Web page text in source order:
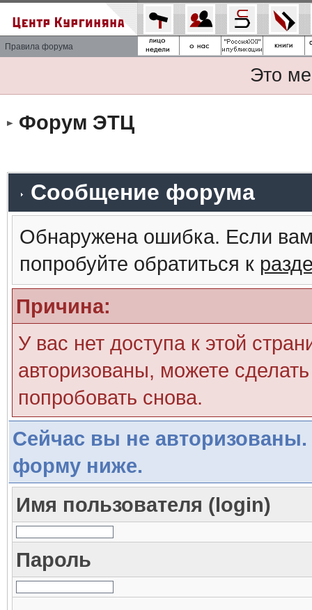
Правила форума
Это
Форум ЭТЦ
Сообщение форума
Обнаружена ошибка. Если
попробуйте обратиться к
Причина:
У вас нет доступа к этой
авторизованы, можете
попробовать снова.
Сейчас вы не авторизованы.
форму ниже.
Имя пользователя (login)
Пароль